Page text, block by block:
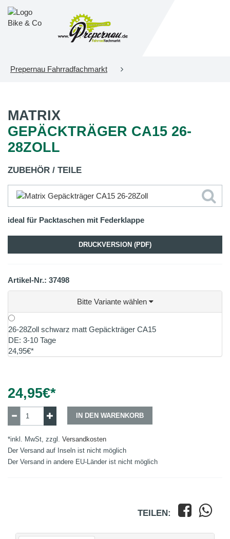
Prepernau Fahrradfachmarkt
MATRIX
GEPÄCKTRÄGER CA15 26-
28ZOLL
ZUBEHÖR / TEILE
ideal für Packtaschen mit Federklappe
DRUCKVERSION (PDF)
Artikel-Nr.: 37498
Bitte Variante wählen
26-28Zoll schwarz matt Gepäckträger CA15
DE: 3-10 Tage
24,95€*
24,95€*
IN DEN WARENKORB
*inkl. MwSt, zzgl. Versandkosten
Der Versand auf Inseln ist nicht möglich
Der Versand in andere EU-Länder ist nicht möglich
TEILEN: